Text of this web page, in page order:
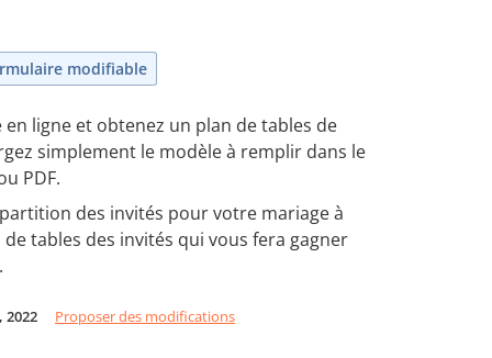
modifiable
ligne et obtenez un plan de tables de
simplement le modèle à remplir dans le
PDF.
des invités pour votre mariage à
tables des invités qui vous fera gagner
2022 Proposer des modifications